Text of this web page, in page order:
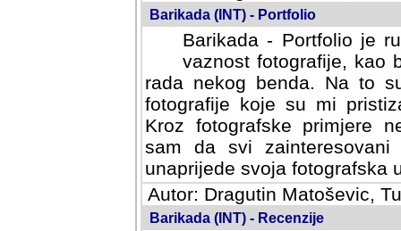
Barikada (INT) - Portfolio
Barikada - Portfolio je
vaznost fotografije, kao
rada nekog benda. Na to
fotografije koje su mi
fotografske primjere
svi zainteresovani
svoja fotografska umijeca.
Autor: Dragutin Matoševic,
Barikada (INT) - Recenzije